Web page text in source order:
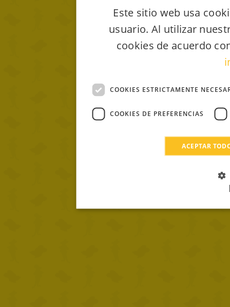
Este sitio web usa
usuario. Al utilizar
cookies de acuerdo
COOKIES ESTRICTAMENTE
COOKIES DE PREFERENCIAS
ACEPTAR